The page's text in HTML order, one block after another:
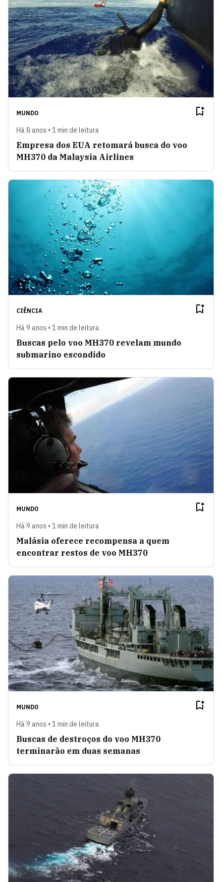
MUNDO
Há 8 anos • 1 min de leitura
Empresa dos EUA retomará busca do voo
MH370 da Malaysia Airlines
CIÊNCIA
Há 9 anos • 1 min de leitura
Buscas pelo voo MH370 revelam mundo
submarino escondido
MUNDO
Há 9 anos • 1 min de leitura
Malásia oferece recompensa a quem
encontrar restos de voo MH370
MUNDO
Há 9 anos • 1 min de leitura
Buscas de destroços do voo MH370
terminarão em duas semanas